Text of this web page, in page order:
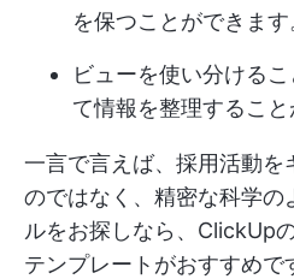
を保つことができます
ビューを使い分ける
て情報を整理すること
一言で言えば、採用活動を
のではなく、精密な科学の
ルをお探しなら、ClickUp
テンプレートがおすすめで